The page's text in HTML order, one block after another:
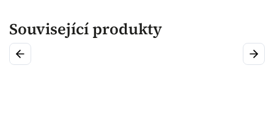
Související produkty
Previous Next